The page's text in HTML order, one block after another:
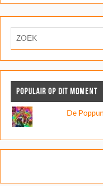
POPULAIR OP DIT MOMENT
De